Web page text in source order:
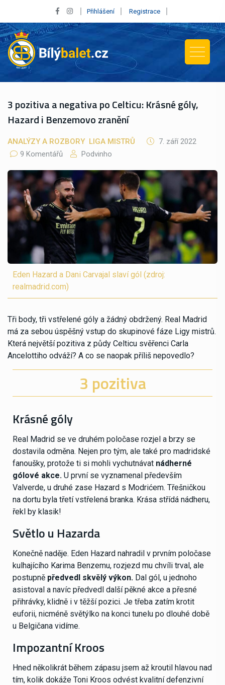
Přihlášení Registrace
3 pozitiva a negativa po Celticu: Krásné góly,
Hazard i Benzemovo zranění
ANALÝZY A ROZBORY LIGA MISTRŮ
7. září 2022
9 Komentářů
Podvinho
Eden Hazard a Dani Carvajal slaví gól (zdroj:
realmadrid.com)
Tři body, tři vstřelené góly a žádný obdržený. Real Madrid
má za sebou úspěšný vstup do skupinové fáze Ligy mistrů.
Která největší pozitiva z půdy Celticu svěřenci Carla
Ancelottiho odváží? A co se naopak příliš nepovedlo?
3 pozitiva
Krásné góly
Real Madrid se ve druhém poločase rozjel a brzy se
dostavila odměna. Nejen pro tým, ale také pro madridské
fanoušky, protože ti si mohli vychutnávat nádherné
gólové akce. U první se vyznamenal především
Valverde, u druhé zase Hazard s Modrićem. Třešničkou
na dortu byla třetí vstřelená branka. Krása střídá nádheru,
řekl by klasik!
Světlo u Hazarda
Konečně naděje. Eden Hazard nahradil v prvním poločase
kulhajícího Karima Benzemu, rozjezd mu chvíli trval, ale
postupně předvedl skvělý výkon. Dal gól, u jednoho
asistoval a navíc předvedl další pěkné akce a přesné
přihrávky, klidně i v těžší pozici. Je třeba zatím krotit
euforii, nicméně světýlko na konci tunelu po dlouhé době
u Belgičana vidíme.
Impozantní Kroos
Hned několikrát během zápasu jsem až kroutil hlavou nad
tím, kolik dokáže Toni Kroos odvést kvalitní defenzivní